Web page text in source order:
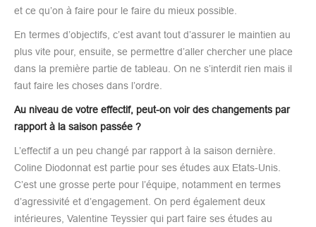
et ce qu’on à faire pour le faire du mieux possible.
En termes d’objectifs, c’est avant tout d’assurer le maintien au
plus vite pour, ensuite, se permettre d’aller chercher une place
dans la première partie de tableau. On ne s’interdit rien mais il
faut faire les choses dans l’ordre.
Au niveau de votre effectif, peut-on voir des changements par
rapport à la saison passée ?
L’effectif a un peu changé par rapport à la saison dernière.
Coline Diodonnat est partie pour ses études aux Etats-Unis.
C’est une grosse perte pour l’équipe, notamment en termes
d’agressivité et d’engagement. On perd également deux
intérieures, Valentine Teyssier qui part faire ses études au